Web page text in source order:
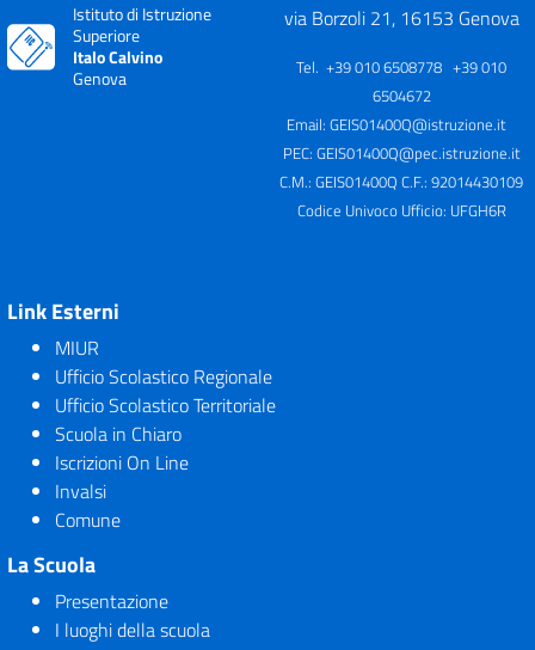
Istituto di Istruzione
Superiore
Italo Calvino
Genova
via Borzoli 21, 16153 Genova
Tel. +39 010 6508778 +39 010
6504672
Email: GEIS01400Q@istruzione.it
PEC: GEIS01400Q@pec.istruzione.it
C.M.: GEIS01400Q C.F.: 92014430109
Codice Univoco Ufficio: UFGH6R
Link Esterni
MIUR
Ufficio Scolastico Regionale
Ufficio Scolastico Territoriale
Scuola in Chiaro
Iscrizioni On Line
Invalsi
Comune
La Scuola
Presentazione
I luoghi della scuola